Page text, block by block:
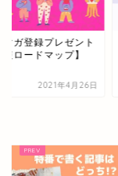
ンドネタはえいじ新
！
2024年8月5日